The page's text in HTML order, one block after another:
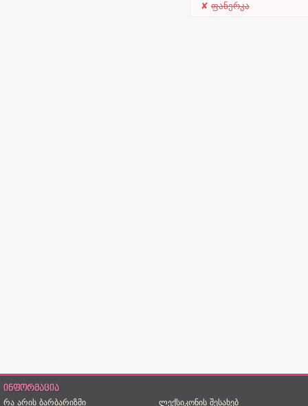
ფანერკა
ინფორმაცია
რა არის ბარბარიზმი
ლექსიკონის შესახებ